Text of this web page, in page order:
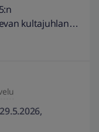
kultajuhlan
alkaa
18.00,
kello 21.00
myös